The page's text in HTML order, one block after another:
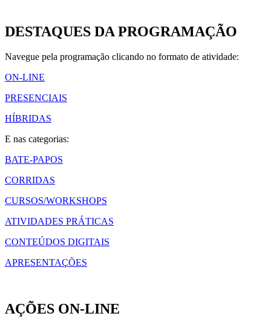
DESTAQUES DA PROGRAMAÇÃO
Navegue pela programação clicando no formato de atividade:
ON-LINE
PRESENCIAIS
HÍBRIDAS
E nas categorias:
BATE-PAPOS
CORRIDAS
CURSOS/WORKSHOPS
ATIVIDADES PRÁTICAS
CONTEÚDOS DIGITAIS
APRESENTAÇÕES
AÇÕES ON-LINE